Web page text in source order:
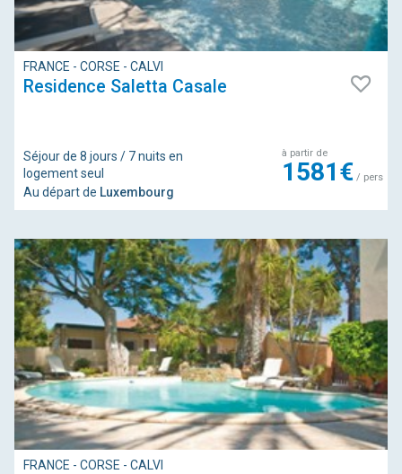
FRANCE - CORSE - CALVI
Residence Saletta Casale
Séjour de 8 jours / 7 nuits en
logement seul
Au départ de Luxembourg
à partir de
1581€/ pers
FRANCE - CORSE - CALVI